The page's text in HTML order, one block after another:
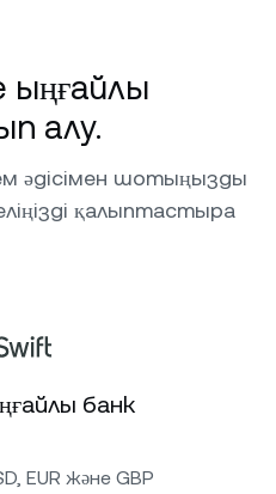
ыңғайлы
алу.
әдісімен шотыңызды
қалыптастыра
банк
EUR және GBP